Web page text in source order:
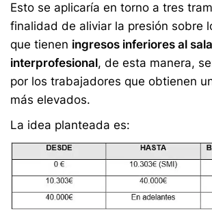
Esto se aplicaría en torno a tres
finalidad de aliviar la presión sobre
que tienen ingresos inferiores al
interprofesional, de esta manera,
por los trabajadores que obtienen
más elevados.
La idea planteada es: